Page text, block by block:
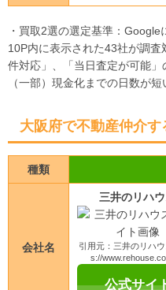
・買取2選の選定基準：
10P内に表示された43社が調
件対応」、「当日査定が可能
（一部）現金化までの日数が短
大阪府で不動産仲介
種類
会社名
三井のリハ
引用元：三井のリハ
s://
公式サイ